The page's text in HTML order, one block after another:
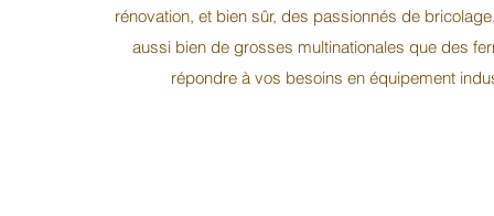
rénovation, et bien sûr, des passionnés de
aussi bien de grosses multinationales que des
répondre à vos besoins en équipement